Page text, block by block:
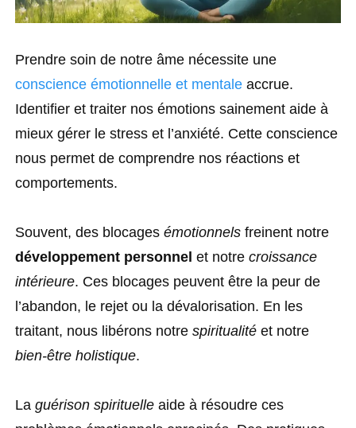
Prendre soin de notre âme nécessite une
conscience émotionnelle et mentale accrue.
Identifier et traiter nos émotions sainement aide à
mieux gérer le stress et l’anxiété. Cette conscience
nous permet de comprendre nos réactions et
comportements.
Souvent, des blocages émotionnels freinent notre
développement personnel et notre croissance
intérieure. Ces blocages peuvent être la peur de
l’abandon, le rejet ou la dévalorisation. En les
traitant, nous libérons notre spiritualité et notre
bien-être holistique.
La guérison spirituelle aide à résoudre ces